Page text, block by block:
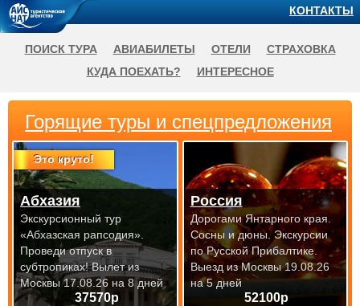
Горящие туры и спецпредложения
Это круто!
37570р
Абхазия
Экскурсионный тур
«Абхазская рапсодия».
Проведи отпуск в
субтропиках!Вылет из
Москвы 17.08.26 на 8 дней
52100р
Россия
Дорогами Янтарного края.
Сосны и дюны. Экскурсии
по Русской Прибалтике.
Выезд из Москвы 19.08.26
на 5 дней
КОНТАКТЫ
ПОИСК ТУРА АВИАБИЛЕТЫ ОТЕЛИ
СТРАХОВКА
КУДА ПОЕХАТЬ?
ИНТЕРЕСНОЕ